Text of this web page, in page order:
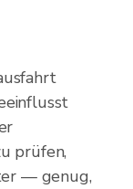
prüfen,
— genug,